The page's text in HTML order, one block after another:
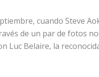
cuando Steve
de un par de fotos
Luc Belaire, la